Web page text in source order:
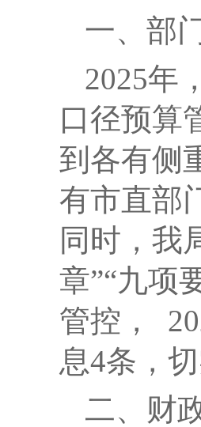
一、部
2025年
口径预算
到各有侧
有市直部
同时，我
章”“九项
管控，
息4条，
二、财